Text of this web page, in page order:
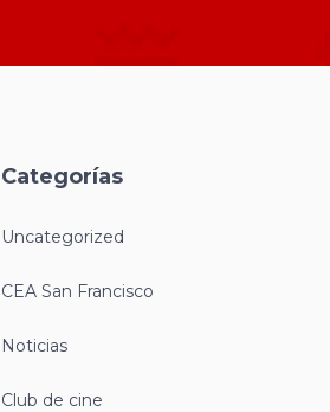
Categorías
Uncategorized
CEA San Francisco
Noticias
Club de cine